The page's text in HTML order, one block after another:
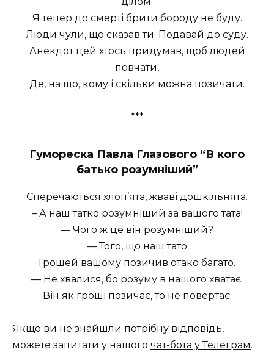
Я тепер до смерті брити бороду не буду.
Люди чули, що сказав ти. Подавай до суду.
Анекдот цей хтось придумав, щоб людей
повчати,
Де, на що, кому і скільки можна позичати.
***
Гумореска Павла Глазового “В кого
батько розумніший”
Сперечаються хлоп’ята, жваві дошкільнята.
– А наш татко розумніший за вашого тата!
— Чого ж це він розумніший?
— Того, що наш тато
Грошей вашому позичив отако багато.
— Не хвалися, бо розуму в нашого хватає.
Він як гроші позичає, то не повертає.
Якщо ви не знайшли потрібну відповідь,
можете запитати у нашого чат-бота у Телеграм.